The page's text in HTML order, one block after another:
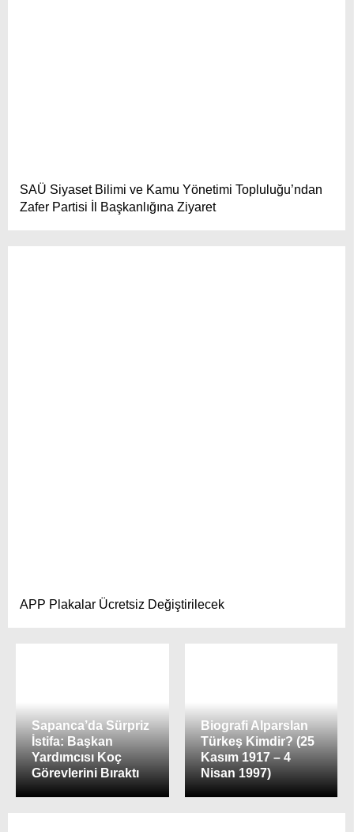
SAÜ Siyaset Bilimi ve Kamu Yönetimi Topluluğu’ndan
Zafer Partisi İl Başkanlığına Ziyaret
APP Plakalar Ücretsiz Değiştirilecek
Sapanca’da Sürpriz
İstifa: Başkan
Yardımcısı Koç
Görevlerini Bıraktı
Biografi Alparslan
Türkeş Kimdir? (25
Kasım 1917 – 4
Nisan 1997)